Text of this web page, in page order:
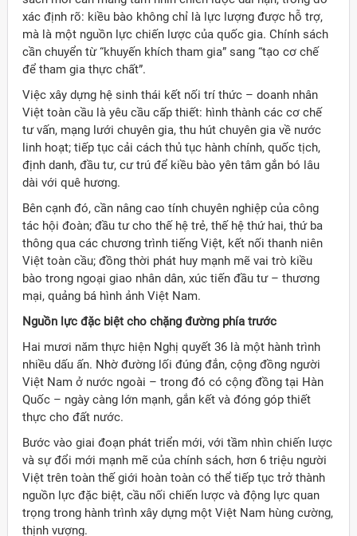
xác định rõ: kiều bào không chỉ là lực lượng được hỗ trợ,
mà là một nguồn lực chiến lược của quốc gia. Chính sách
cần chuyển từ “khuyến khích tham gia” sang “tạo cơ chế
để tham gia thực chất”.
Việc xây dựng hệ sinh thái kết nối trí thức – doanh nhân
Việt toàn cầu là yêu cầu cấp thiết: hình thành các cơ chế
tư vấn, mạng lưới chuyên gia, thu hút chuyên gia về nước
linh hoạt; tiếp tục cải cách thủ tục hành chính, quốc tịch,
định danh, đầu tư, cư trú để kiều bào yên tâm gắn bó lâu
dài với quê hương.
Bên cạnh đó, cần nâng cao tính chuyên nghiệp của công
tác hội đoàn; đầu tư cho thế hệ trẻ, thế hệ thứ hai, thứ ba
thông qua các chương trình tiếng Việt, kết nối thanh niên
Việt toàn cầu; đồng thời phát huy mạnh mẽ vai trò kiều
bào trong ngoại giao nhân dân, xúc tiến đầu tư – thương
mại, quảng bá hình ảnh Việt Nam.
Nguồn lực đặc biệt cho chặng đường phía trước
Hai mươi năm thực hiện Nghị quyết 36 là một hành trình
nhiều dấu ấn. Nhờ đường lối đúng đắn, cộng đồng người
Việt Nam ở nước ngoài – trong đó có cộng đồng tại Hàn
Quốc – ngày càng lớn mạnh, gắn kết và đóng góp thiết
thực cho đất nước.
Bước vào giai đoạn phát triển mới, với tầm nhìn chiến lược
và sự đổi mới mạnh mẽ của chính sách, hơn 6 triệu người
Việt trên toàn thế giới hoàn toàn có thể tiếp tục trở thành
nguồn lực đặc biệt, cầu nối chiến lược và động lực quan
trọng trong hành trình xây dựng một Việt Nam hùng cường,
thịnh vượng.